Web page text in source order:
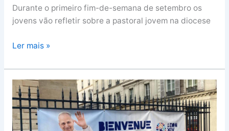
Durante o primeiro fim-de-semana de setembro os
jovens vão refletir sobre a pastoral jovem na diocese
Ler mais »
Viagem
de
Leão
XIV